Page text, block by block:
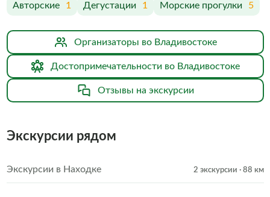
Авторские 1 Дегустации 1 Морские прогулки 5
Организаторы во Владивостоке
Достопримечательности во Владивостоке
Отзывы на экскурсии
Экскурсии рядом
Экскурсии в Находке 2 экскурсии · 88 км